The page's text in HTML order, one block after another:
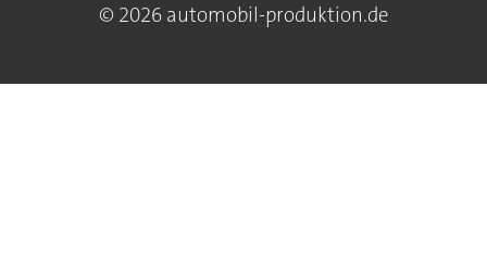
© 2026 automobil-produktion.de